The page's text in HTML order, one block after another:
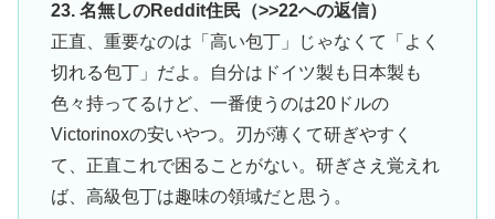
23. 名無しのReddit住民（>>22への返信）
正直、重要なのは「高い包丁」じゃなくて「よく
切れる包丁」だよ。自分はドイツ製も日本製も
色々持ってるけど、一番使うのは20ドルの
Victorinoxの安いやつ。刃が薄くて研ぎやすく
て、正直これで困ることがない。研ぎさえ覚えれ
ば、高級包丁は趣味の領域だと思う。